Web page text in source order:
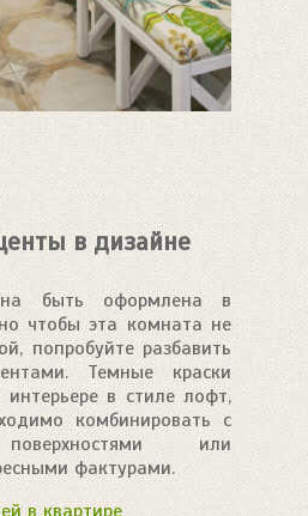
в дизайне
быть оформлена в
чтобы эта комната не
попробуйте разбавить
Темные краски
в стиле лофт,
комбинировать с
или
фактурами.